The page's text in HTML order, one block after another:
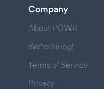
Company
About POWR
We're hiring!
Terms of Service
Privacy